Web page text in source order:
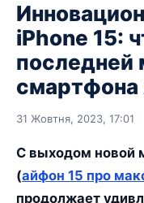
iPhone 15:
последней
смартфона
31 Жовтня, 2023, 17:01
С выходом новой
(айфон 15 про
продолжает